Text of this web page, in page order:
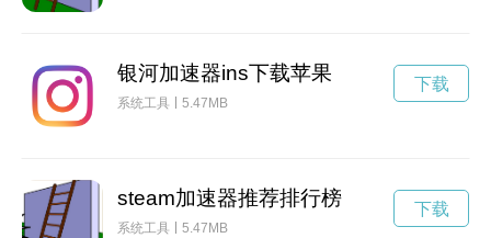
银河加速器ins下载苹果
系统工具 5.47MB
下载
steam加速器推荐排行榜
系统工具 5.47MB
下载